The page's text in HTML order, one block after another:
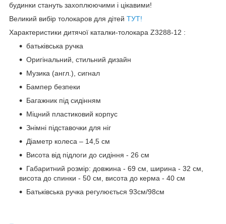
будинки стануть захоплюючими і цікавими!
Великий вибір толокаров для дітей ТУТ!
Характеристики дитячої каталки-толокара Z3288-12 :
батьківська ручка
Оригінальний, стильний дизайн
Музика (англ.), сигнал
Бампер безпеки
Багажник під сидінням
Міцний пластиковий корпус
Знімні підставочки для ніг
Діаметр колеса – 14,5 см
Висота від підлоги до сидіння - 26 см
Габаритний розмір: довжина - 69 см, ширина - 32 см,
висота до спинки - 50 см, висота до керма - 40 см
Батьківська ручка регулюється 93см/98см